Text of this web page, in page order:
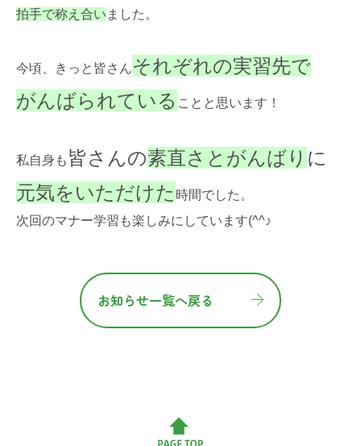
拍手で称え合い ました。
今頃、きっと皆さんそれぞれの実習先で
がんばられている ことと思います！
私自身も 皆さんの素直さとがんばり に
元気をいただけた 時間でした。
次回のマナー学習も楽しみにしています(^^♪
お知らせ一覧へ戻る